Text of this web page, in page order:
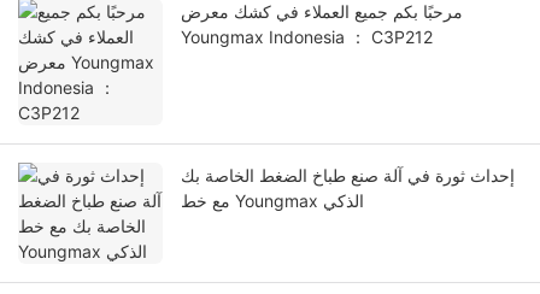
مرحبًا بكم جميع العملاء في كشك معرض
Youngmax Indonesia ： C3P212
إحداث ثورة في آلة صنع طباخ الضغط الخاصة بك
مع خط Youngmax الذكي